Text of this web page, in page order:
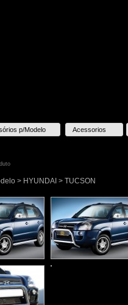
p/Modelo Acessorios
> HYUNDAI > TUCSON